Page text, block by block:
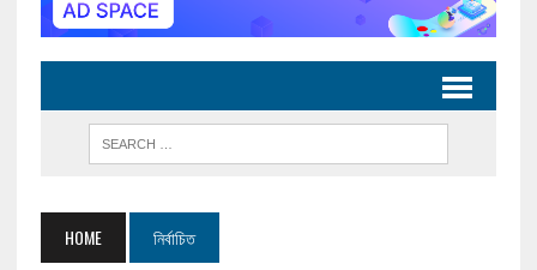
HOME নির্বাচিত